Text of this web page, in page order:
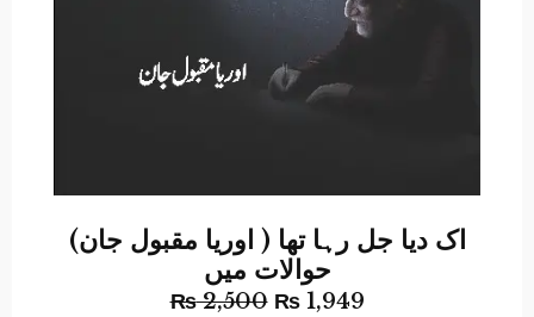
(اوریا مقبول جان ) اک دیا جل رہا تھا
حوالات میں
₨2,500 ₨1,949